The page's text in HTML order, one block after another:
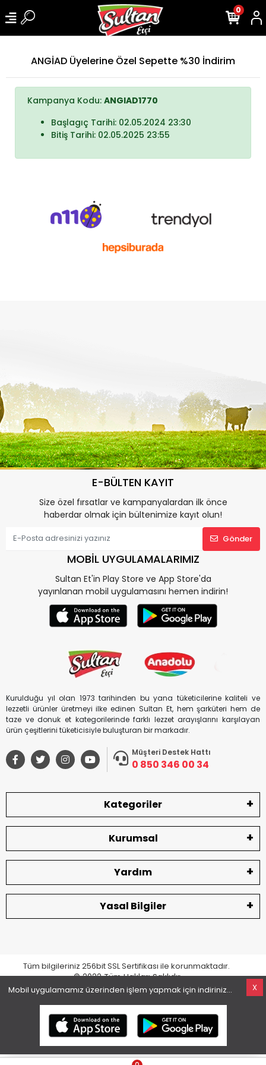
0
ANGİAD Üyelerine Özel Sepette %30 İndirim
Kampanya Kodu: ANGIAD1770
Başlagıç Tarihi: 02.05.2024 23:30
Bitiş Tarihi: 02.05.2025 23:55
E-BÜLTEN KAYIT
Size özel fırsatlar ve kampanyalardan ilk önce
haberdar olmak için bültenimize kayıt olun!
Gönder
MOBİL UYGULAMALARIMIZ
Sultan Et'in Play Store ve App Store'da
yayınlanan mobil uygulamasını hemen indirin!
Kurulduğu yıl olan 1973 tarihinden bu yana tüketicilerine kaliteli ve
lezzetli ürünler üretmeyi ilke edinen Sultan Et, hem şarküteri hem de
taze ve donuk et kategorilerinde farklı lezzet arayışlarını karşılayan
ürün çeşitlerini tüketicisiyle buluşturan bir markadır.
Müşteri Destek Hattı
0 850 346 00 34
Kategoriler
Kurumsal
Yardım
Yasal Bilgiler
Tüm bilgileriniz 256bit SSL Sertifikası ile korunmaktadır.
© 2022Tüm Hakları Saklıdır
X
Mobil uygulamamız üzerinden işlem yapmak için indiriniz...
superKET E-ticaret ve Pazaryeri Entegrasyon Çözümleri